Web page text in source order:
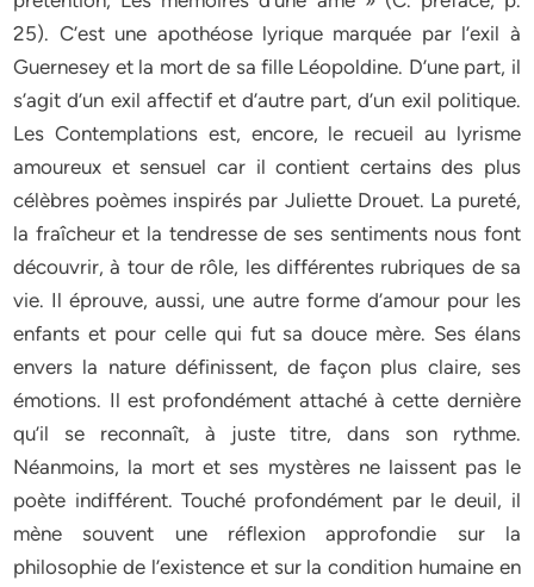
25). C’est une apothéose lyrique marquée par l’exil à
Guernesey et la mort de sa fille Léopoldine. D’une part, il
s’agit d’un exil affectif et d’autre part, d’un exil politique.
Les Contemplations est, encore, le recueil au lyrisme
amoureux et sensuel car il contient certains des plus
célèbres poèmes inspirés par Juliette Drouet. La pureté,
la fraîcheur et la tendresse de ses sentiments nous font
découvrir, à tour de rôle, les différentes rubriques de sa
vie. Il éprouve, aussi, une autre forme d’amour pour les
enfants et pour celle qui fut sa douce mère. Ses élans
envers la nature définissent, de façon plus claire, ses
émotions. Il est profondément attaché à cette dernière
qu’il se reconnaît, à juste titre, dans son rythme.
Néanmoins, la mort et ses mystères ne laissent pas le
poète indifférent. Touché profondément par le deuil, il
mène souvent une réflexion approfondie sur la
philosophie de l’existence et sur la condition humaine en